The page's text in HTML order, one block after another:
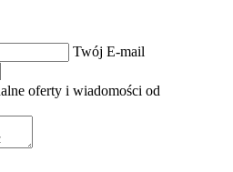
Twój E-mail
oferty i wiadomości od